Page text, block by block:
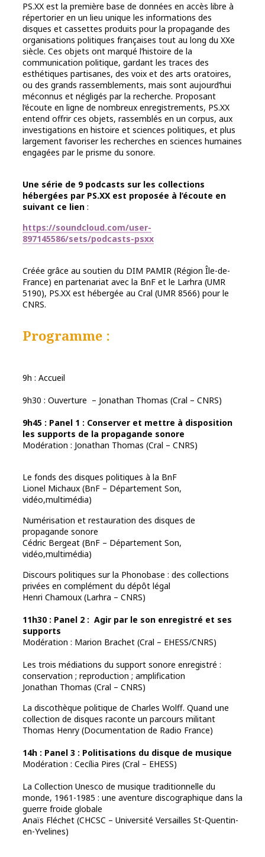
PS.XX est la première base de données en accès libre à
répertorier en un lieu unique les informations des
disques et cassettes produits pour la propagande des
organisations politiques françaises tout au long du XXe
siècle. Ces objets ont marqué l’histoire de la
communication politique, gardant les traces des
esthétiques partisanes, des voix et des arts oratoires,
ou des grands rassemblements, mais sont aujourd’hui
méconnus et négligés par la recherche. Proposant
l’écoute en ligne de nombreux enregistrements, PS.XX
entend offrir ces objets, rassemblés en un corpus, aux
investigations en histoire et sciences politiques, et plus
largement favoriser les recherches en sciences humaines
engagées par le prisme du sonore.
Une série de 9 podcasts sur les collections
hébergées par PS.XX est proposée à l’écoute en
suivant ce lien :
https://soundcloud.com/user-
897145586/sets/podcasts-psxx
Créée grâce au soutien du DIM PAMIR (Région Île-de-
France) en partenariat avec la BnF et le Larhra (UMR
5190), PS.XX est hébergée au Cral (UMR 8566) pour le
CNRS.
Programme :
9h : Accueil
9h30 : Ouverture – Jonathan Thomas (Cral – CNRS)
9h45 : Panel 1 : Conserver et mettre à disposition
les supports de la propagande sonore
Modération : Jonathan Thomas (Cral – CNRS)
Le fonds des disques politiques à la BnF
Lionel Michaux (BnF – Département Son,
vidéo,multimédia)
Numérisation et restauration des disques de
propagande sonore
Cédric Bergeat (BnF – Département Son,
vidéo,multimédia)
Discours politiques sur la Phonobase : des collections
privées en complément du dépôt légal
Henri Chamoux (Larhra – CNRS)
11h30 : Panel 2 : Agir par le son enregistré et ses
supports
Modération : Marion Brachet (Cral – EHESS/CNRS)
Les trois médiations du support sonore enregistré :
conservation ; reproduction ; amplification
Jonathan Thomas (Cral – CNRS)
La discothèque politique de Charles Wolff. Quand une
collection de disques raconte un parcours militant
Thomas Henry (Documentation de Radio France)
14h : Panel 3 : Politisations du disque de musique
Modération : Cecília Pires (Cral – EHESS)
La Collection Unesco de musique traditionnelle du
monde, 1961-1985 : une aventure discographique dans la
guerre froide globale
Anaïs Fléchet (CHCSC – Université Versailles St-Quentin-
en-Yvelines)